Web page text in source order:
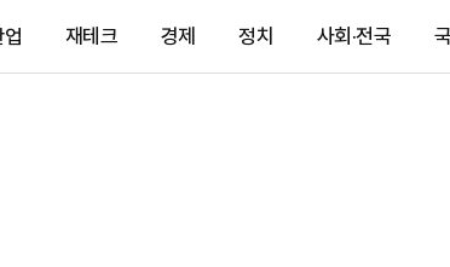
재테크 경제 정치 사회·전국